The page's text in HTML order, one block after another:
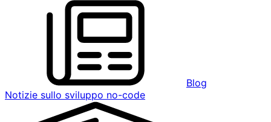
Blog
Notizie sullo sviluppo no-code